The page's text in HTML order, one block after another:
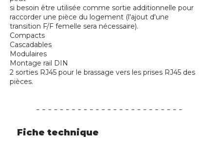
si besoin être utilisée comme sortie additionnelle pour
raccorder une pièce du logement (l'ajout d'une
transition F/F femelle sera nécessaire).
Compacts
Cascadables
Modulaires
Montage rail DIN
2 sorties RJ45 pour le brassage vers les prises RJ45 des
pièces.
Fiche technique